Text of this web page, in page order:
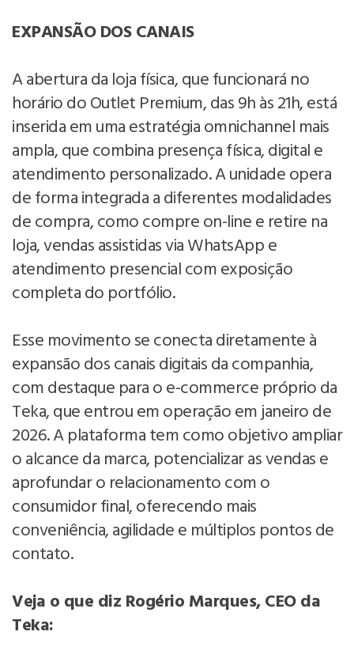
EXPANSÃO DOS CANAIS
A abertura da loja física, que funcionará no
horário do Outlet Premium, das 9h às 21h, está
inserida em uma estratégia omnichannel mais
ampla, que combina presença física, digital e
atendimento personalizado. A unidade opera
de forma integrada a diferentes modalidades
de compra, como compre on-line e retire na
loja, vendas assistidas via WhatsApp e
atendimento presencial com exposição
completa do portfólio.
Esse movimento se conecta diretamente à
expansão dos canais digitais da companhia,
com destaque para o e-commerce próprio da
Teka, que entrou em operação em janeiro de
2026. A plataforma tem como objetivo ampliar
o alcance da marca, potencializar as vendas e
aprofundar o relacionamento com o
consumidor final, oferecendo mais
conveniência, agilidade e múltiplos pontos de
contato.
Veja o que diz Rogério Marques, CEO da
Teka: